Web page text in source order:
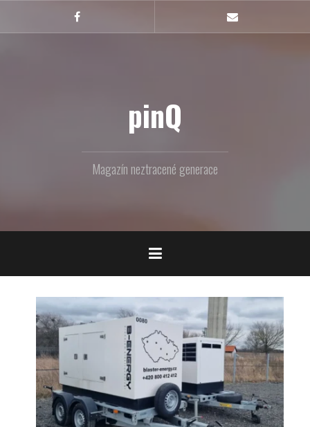
pinQ
Magazín neztracené generace